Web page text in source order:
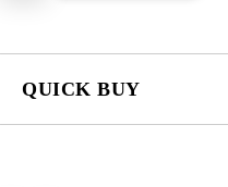
QUICK BUY